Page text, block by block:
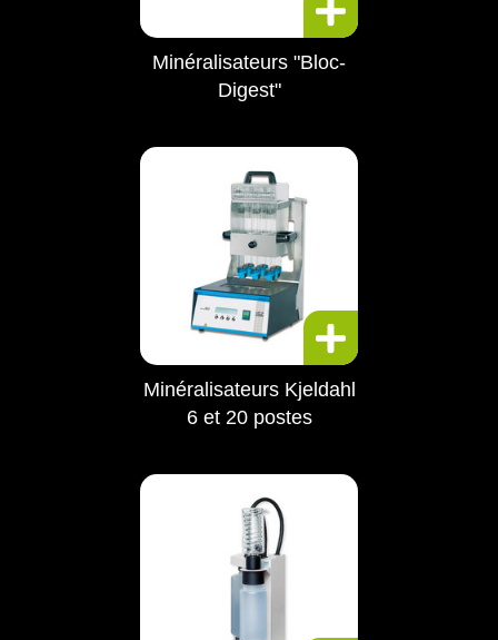
Minéralisateurs "Bloc-
Digest"
Minéralisateurs Kjeldahl
6 et 20 postes